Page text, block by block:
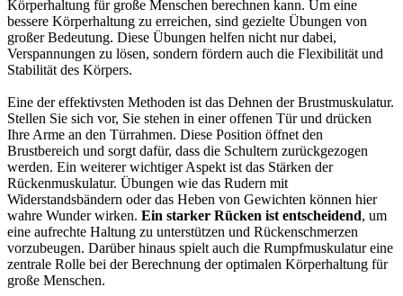
Körperhaltung für große Menschen berechnen kann. Um eine
bessere Körperhaltung zu erreichen, sind gezielte Übungen von
großer Bedeutung. Diese Übungen helfen nicht nur dabei,
Verspannungen zu lösen, sondern fördern auch die Flexibilität und
Stabilität des Körpers.
Eine der effektivsten Methoden ist das Dehnen der Brustmuskulatur.
Stellen Sie sich vor, Sie stehen in einer offenen Tür und drücken
Ihre Arme an den Türrahmen. Diese Position öffnet den
Brustbereich und sorgt dafür, dass die Schultern zurückgezogen
werden. Ein weiterer wichtiger Aspekt ist das Stärken der
Rückenmuskulatur. Übungen wie das Rudern mit
Widerstandsbändern oder das Heben von Gewichten können hier
wahre Wunder wirken. Ein starker Rücken ist entscheidend, um
eine aufrechte Haltung zu unterstützen und Rückenschmerzen
vorzubeugen. Darüber hinaus spielt auch die Rumpfmuskulatur eine
zentrale Rolle bei der Berechnung der optimalen Körperhaltung für
große Menschen.